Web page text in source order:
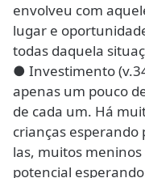
envolveu com
lugar e
todas daquela
● Investimento
apenas um pouco
de cada um. Há
crianças
las, muitos
potencial